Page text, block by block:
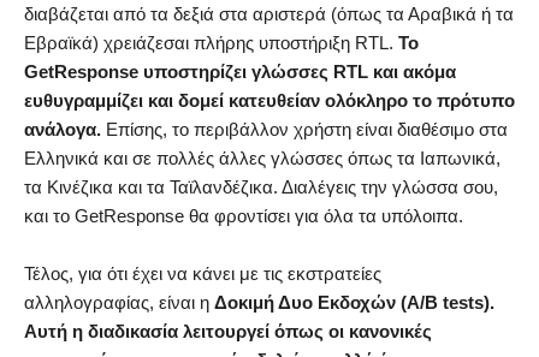
διαβάζεται από τα δεξιά στα αριστερά (όπως τα Αραβικά ή τα
Εβραϊκά) χρειάζεσαι πλήρης υποστήριξη RTL. Το
GetResponse υποστηρίζει γλώσσες RTL και ακόμα
ευθυγραμμίζει και δομεί κατευθείαν ολόκληρο το πρότυπο
ανάλογα. Επίσης, το περιβάλλον χρήστη είναι διαθέσιμο στα
Ελληνικά και σε πολλές άλλες γλώσσες όπως τα Ιαπωνικά,
τα Κινέζικα και τα Ταϊλανδέζικα. Διαλέγεις την γλώσσα σου,
και το GetResponse θα φροντίσει για όλα τα υπόλοιπα.
Τέλος, για ότι έχει να κάνει με τις εκστρατείες
αλληλογραφίας, είναι η Δοκιμή Δυο Εκδοχών (A/B tests).
Αυτή η διαδικασία λειτουργεί όπως οι κανονικές